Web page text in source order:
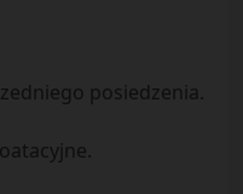
posiedzenia.